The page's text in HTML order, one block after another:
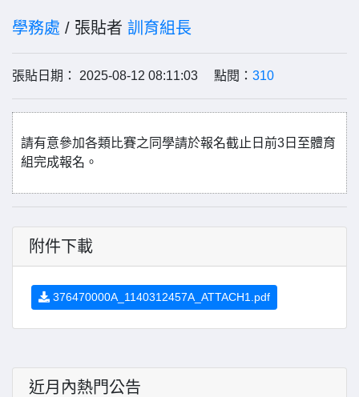
學務處 / 張貼者 訓育組長
張貼日期： 2025-08-12 08:11:03 點閱： 310
請有意參加各類比賽之同學請於報名截止日前3日至體育
組完成報名。
附件下載
376470000A_1140312457A_ATTACH1.pdf
近月內熱門公告